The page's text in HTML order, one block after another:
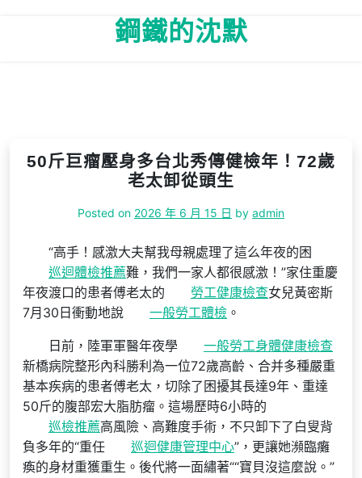
鋼鐵的沈默
50斤巨瘤壓身多台北秀傳健檢年！72歲
老太卸從頭生
Posted on 2026 年 6 月 15 日 by admin
“高手！感激大夫幫我母親處理了這么年夜的困
巡迴體檢推薦難，我們一家人都很感激！”家住重慶
年夜渡口的患者傅老太的
勞工健康檢查女兒黃密斯
7月30日衝動地說
一般勞工體檢 。
日前，陸軍軍醫年夜學
一般勞工身體健康檢查
新橋病院整形內科勝利為一位72歲高齡、合并多種嚴重
基本疾病的患者傅老太，切除了困擾其長達9年、重達
50斤的腹部宏大脂肪瘤。這場歷時6小時的
巡檢推薦高風險、高難度手術，不只卸下了白叟背
負多年的“重任
巡迴健康管理中心”，更讓她瀕臨癱
瘓的身材重獲重生。後代將一面繡著““寶貝沒這麼說。”